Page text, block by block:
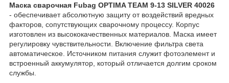
Маска сварочная Fubag OPTIMA TEAM 9-13 SILVER 40026
- обеспечивает абсолютную защиту от воздействий вредных
факторов, сопутствующих сварочному процессу. Корпус
изготовлен из высококачественных материалов. Маска имеет
регулировку чувствительности. Включение фильтра света
автоматическое. Источником питания служит фотоэлемент и
встроенный аккумулятор, который отличается долгим сроком
службы.